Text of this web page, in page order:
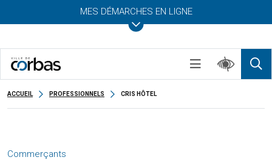
MES DÉMARCHES EN LIGNE
ACCUEIL PROFESSIONNELS CRIS HÔTEL
Commerçants